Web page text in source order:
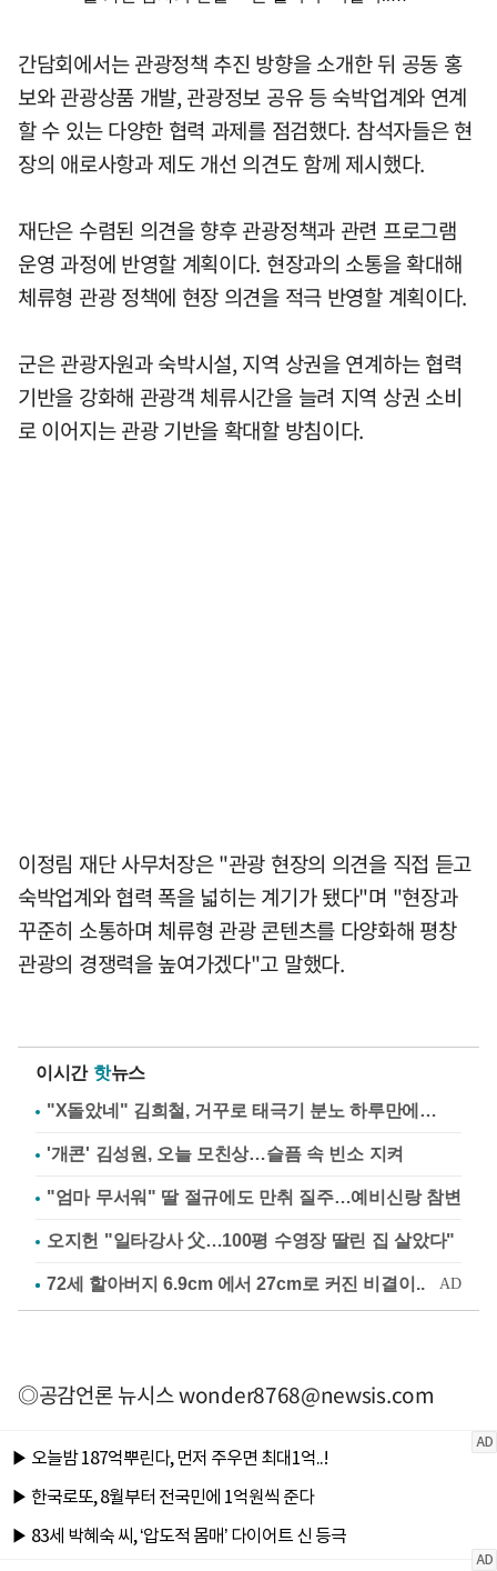
간담회에서는 관광정책 추진 방향을 소개한 뒤 공동 홍
보와 관광상품 개발, 관광정보 공유 등 숙박업계와 연계
할 수 있는 다양한 협력 과제를 점검했다. 참석자들은 현
장의 애로사항과 제도 개선 의견도 함께 제시했다.
재단은 수렴된 의견을 향후 관광정책과 관련 프로그램
운영 과정에 반영할 계획이다. 현장과의 소통을 확대해
체류형 관광 정책에 현장 의견을 적극 반영할 계획이다.
군은 관광자원과 숙박시설, 지역 상권을 연계하는 협력
기반을 강화해 관광객 체류시간을 늘려 지역 상권 소비
로 이어지는 관광 기반을 확대할 방침이다.
이정림 재단 사무처장은 "관광 현장의 의견을 직접 듣고
숙박업계와 협력 폭을 넓히는 계기가 됐다"며 "현장과
꾸준히 소통하며 체류형 관광 콘텐츠를 다양화해 평창
관광의 경쟁력을 높여가겠다"고 말했다.
이시간 핫뉴스
"X돌았네" 김희철, 거꾸로 태극기 분노 하루만에…
'개콘' 김성원, 오늘 모친상…슬픔 속 빈소 지켜
"엄마 무서워" 딸 절규에도 만취 질주…예비신랑 참변
오지헌 "일타강사 父…100평 수영장 딸린 집 살았다"
◎공감언론 뉴시스wonder8768@newsis.com